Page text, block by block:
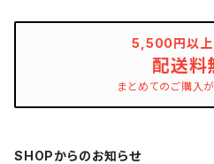
5,500円以上
配送料
まとめてのご購入
SHOPからのお知らせ